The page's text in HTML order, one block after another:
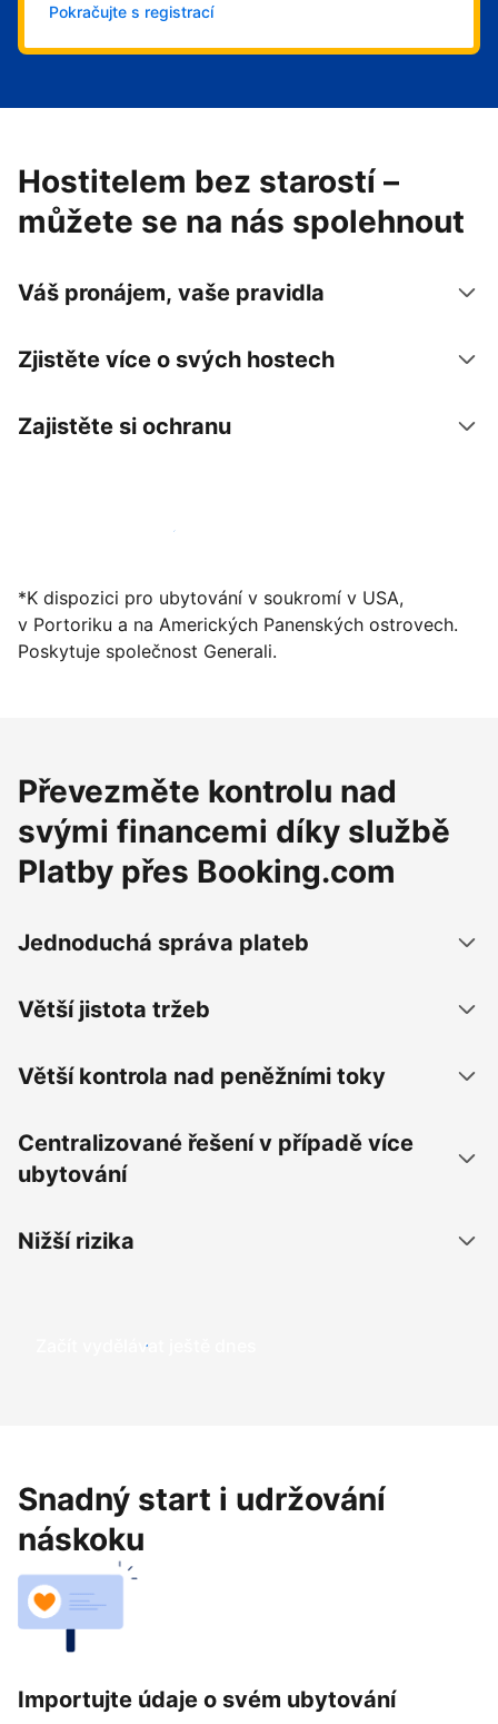
Pokračujte s registrací
Hostitelem bez starostí –
můžete se na nás spolehnout
Váš pronájem, vaše pravidla
Zjistěte více o svých hostech
Zajistěte si ochranu
Zaregistrovat ubytování už dnes
*K dispozici pro ubytování v soukromí v USA,
v Portoriku a na Amerických Panenských ostrovech.
Poskytuje společnost Generali.
Převezměte kontrolu nad
svými financemi díky službě
Platby přes Booking.com
Jednoduchá správa plateb
Větší jistota tržeb
Větší kontrola nad peněžními toky
Centralizované řešení v případě více
ubytování
Nižší rizika
Začít vydělávat ještě dnes
Snadný start i udržování
náskoku
Importujte údaje o svém ubytování